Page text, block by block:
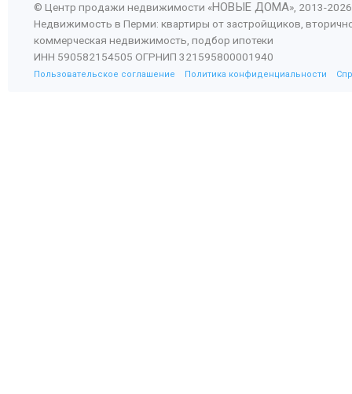
© Центр продажи недвижимости «НОВЫЕ ДОМА», 2013-2026
Недвижимость в Перми: квартиры от застройщиков,
коммерческая недвижимость, подбор ипотеки
ИНН 590582154505 ОГРНИП 321595800001940
Пользовательское соглашение Политика конфиденциальности